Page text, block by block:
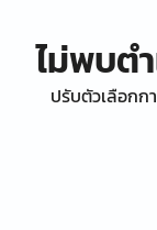
ไม่พบต
ปรับตัวเลือกก